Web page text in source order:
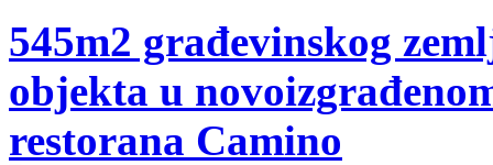
545m2 građevinskog
objekta u
restorana Camino